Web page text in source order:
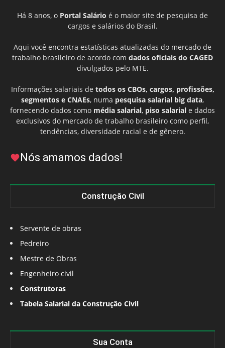
Há 8 anos, o Portal Salário é o maior site de pesquisa de
cargos e salários do Brasil.
Aqui você encontra estatísticas atualizadas do mercado de
trabalho brasileiro de acordo com dados oficiais do CAGED
divulgados pelo MTE.
Informações salariais de todos os CBOs, cargos, profissões,
segmentos e CNAEs, numa pesquisa salarial big data,
fornecendo dados como média salarial, piso salarial e dados
exclusivos do mercado de trabalho brasileiro como perfil,
tendências, diversidade racial e de gênero.
Nós amamos dados!
Construção Civil
Servente de obras
Pedreiro
Mestre de Obras
Engenheiro civil
Construtoras
Tabela Salarial da Construção Civil
Sua Conta